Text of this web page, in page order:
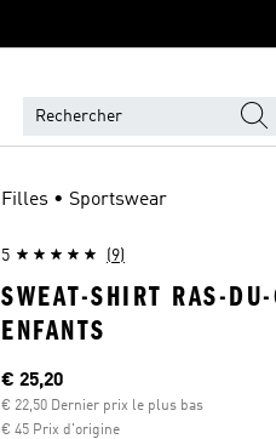
Filles • Sportswear
5 (9)
SWEAT-SHIRT RAS-
ENFANTS
Current price
€ 25,20
€ 22,50 Dernier prix le plus bas
€ 45 Prix d'origine